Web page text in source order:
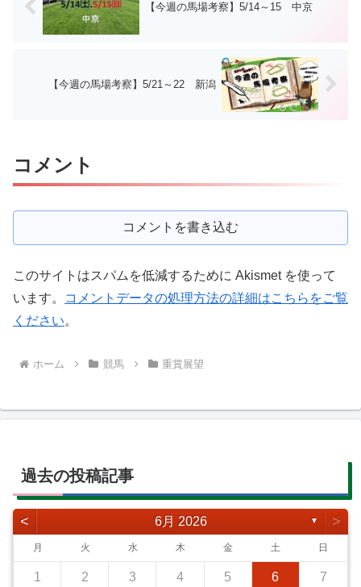
【今週の馬場考察】5/14～15 中京
【今週の馬場考察】5/21～22 新潟
コメント
コメントを書き込む
このサイトはスパムを低減するために Akismet を使って
います。
コメントデータの処理方法の詳細はこちらをご覧
ください。
ホーム 競馬 重賞展望
過去の投稿記事
< 6月 2026 ▼ >
月 火 水 木 金 土 日
1 2 3 4 5 6 7